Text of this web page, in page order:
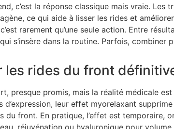
c’est la réponse classique mais vraie.
ce qui aide à lisser les rides et
rarement qu’une seule action. Entre
s’insère dans la routine. Parfois,
les rides du front
presque promis, mais la réalité médicale
leur effet myorelaxant
du front. En pratique, l’effet est temporaire,